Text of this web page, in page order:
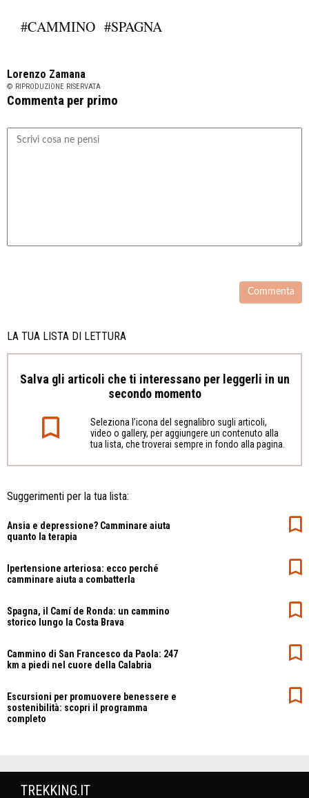
#CAMMINO #SPAGNA
Lorenzo Zamana
© RIPRODUZIONE RISERVATA
Commenta per primo
LA TUA LISTA DI LETTURA
Salva gli articoli che ti interessano per leggerli in un
secondo momento
Seleziona l’icona del segnalibro sugli articoli,
video o gallery, per aggiungere un contenuto alla
tua lista, che troverai sempre in fondo alla pagina.
Suggerimenti per la tua lista:
Ansia e depressione? Camminare aiuta
quanto la terapia
Ipertensione arteriosa: ecco perché
camminare aiuta a combatterla
Spagna, il Camí de Ronda: un cammino
storico lungo la Costa Brava
Cammino di San Francesco da Paola: 247
km a piedi nel cuore della Calabria
Escursioni per promuovere benessere e
sostenibilità: scopri il programma
completo
TREKKING.IT